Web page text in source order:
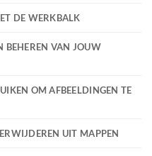
DE WERKBALK
BEHEREN VAN JOUW
OM AFBEELDINGEN TE
UIT MAPPEN